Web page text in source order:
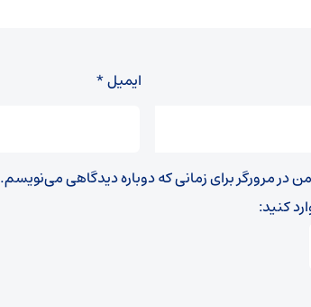
ایمیل*
در مرورگر برای زمانی که دوباره دیدگاهی می‌نویسم.
کنید: